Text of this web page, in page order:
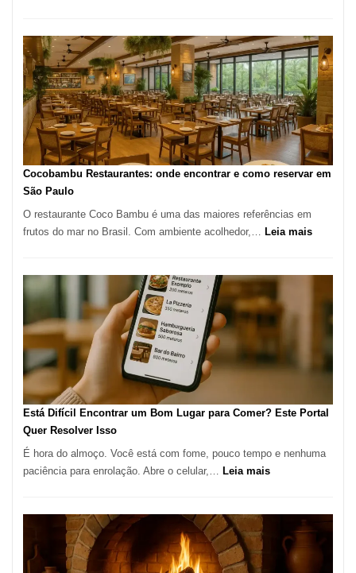
Melhores
Restaurantes
em
São
Paulo:
Um
Guia
Definitivo
para
Alta
Gastronomia
Cocobambu Restaurantes: onde encontrar e como reservar em
São Paulo
O restaurante Coco Bambu é uma das maiores referências em
frutos do mar no Brasil. Com ambiente acolhedor,…
Leia mais:
como
reservar
Paulo
Está Difícil Encontrar um Bom Lugar para Comer? Este Portal
Quer Resolver Isso
É hora do almoço. Você está com fome, pouco tempo e nenhuma
paciência para enrolação. Abre o celular,… Leia mais:
Encontrar
um